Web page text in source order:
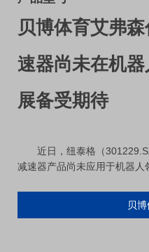
贝博体育艾弗
速器尚未在机
展备受期待
近日，纽泰格（
减速器产品尚未应用于机器人
贝